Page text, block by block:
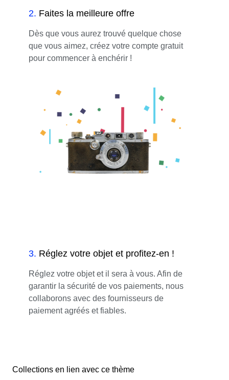
2. Faites la meilleure offre
Dès que vous aurez trouvé quelque chose
que vous aimez, créez votre compte gratuit
pour commencer à enchérir !
3. Réglez votre objet et profitez-en !
Réglez votre objet et il sera à vous. Afin de
garantir la sécurité de vos paiements, nous
collaborons avec des fournisseurs de
paiement agréés et fiables.
Collections en lien avec ce thème